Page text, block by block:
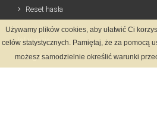
Reset hasła
Informacje
Regulamin
Używamy plików cookies, aby ułatwić Ci
celów statystycznych. Pamiętaj, że za pomocą
możesz samodzielnie określić warunki